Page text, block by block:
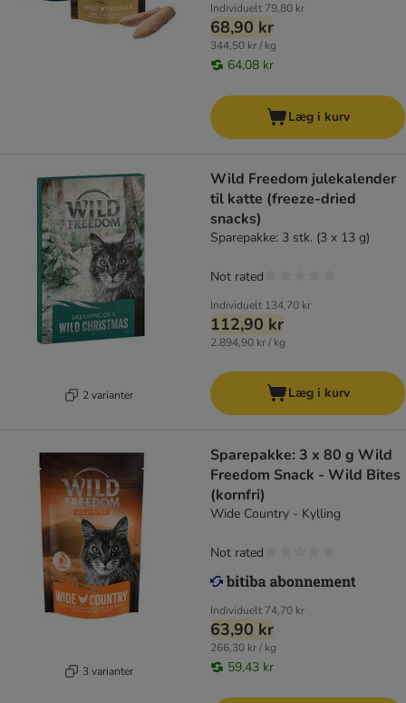
Individuelt 79,80 kr
68,90 kr
344,50 kr / kg
64,08 kr
Læg i kurv
2 varianter
Wild Freedom julekalender
til katte (freeze-dried
snacks)
Sparepakke: 3 stk. (3 x 13 g)
Individuelt 134,70 kr
112,90 kr
2.894,90 kr / kg
Not rated
Læg i kurv
3 varianter
Sparepakke: 3 x 80 g Wild
Freedom Snack - Wild Bites
(kornfri)
Wide Country - Kylling
Individuelt 74,70 kr
63,90 kr
266,30 kr / kg
59,43 kr
Not rated